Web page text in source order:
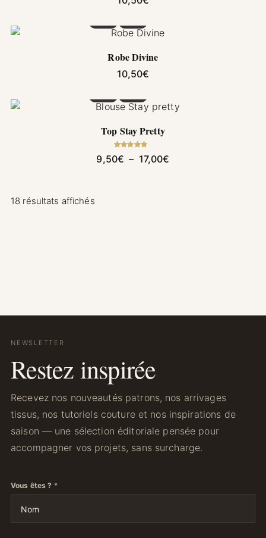
Robe Divine
10,50€
Top Stay Pretty
Note
5.00
sur 5
9,50€ – 17,00€
18 résultats affichés
NEWSLETTER
Restez inspirée
Recevez nos nouveautés patrons, nos arrivages
tissus, nos tutoriels couture et nos inspirations de
saison — une sélection éditoriale pensée pour
accompagner vos projets, sans surcharge.
Vous êtes ? *